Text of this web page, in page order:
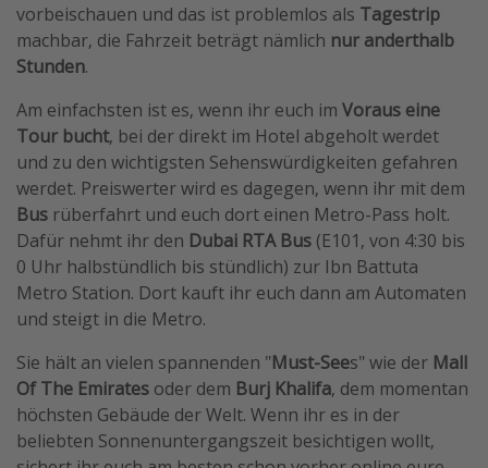
vorbeischauen und das ist problemlos als Tagestrip
machbar, die Fahrzeit beträgt nämlich nur anderthalb
Stunden.
Am einfachsten ist es, wenn ihr euch im Voraus eine
Tour bucht, bei der direkt im Hotel abgeholt werdet
und zu den wichtigsten Sehenswürdigkeiten gefahren
werdet. Preiswerter wird es dagegen, wenn ihr mit dem
Bus rüberfahrt und euch dort einen Metro-Pass holt.
Dafür nehmt ihr den Dubai RTA Bus (E101, von 4:30 bis
0 Uhr halbstündlich bis stündlich) zur Ibn Battuta
Metro Station. Dort kauft ihr euch dann am Automaten
und steigt in die Metro.
Sie hält an vielen spannenden "Must-Sees" wie der Mall
Of The Emirates oder dem Burj Khalifa, dem momentan
höchsten Gebäude der Welt. Wenn ihr es in der
beliebten Sonnenuntergangszeit besichtigen wollt,